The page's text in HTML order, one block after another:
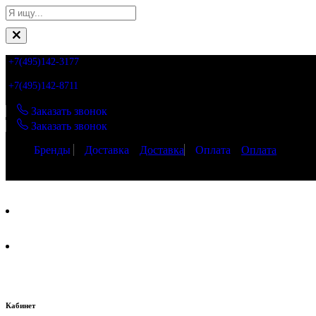
+7(495)142-3177
+7(495)142-8711
Заказать звонок
Заказать звонок
Бренды
Доставка Доставка Оплата
Оплата
Кабинет